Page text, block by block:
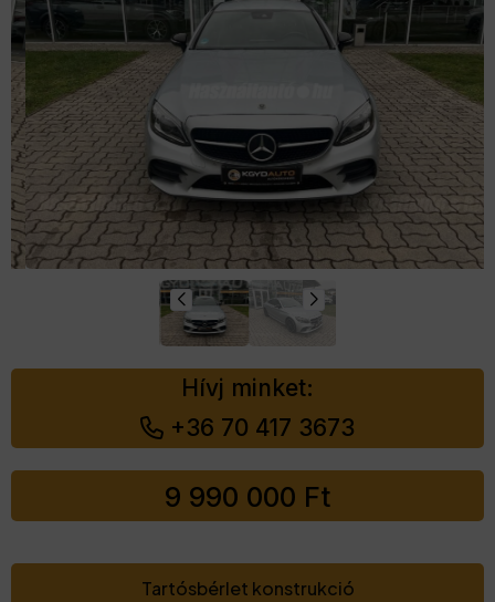
Hívj minket:
+36 70 417 3673
9 990 000 Ft
Tartósbérlet konstrukció